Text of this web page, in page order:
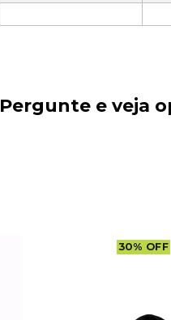
Pergunte e veja
30% OFF